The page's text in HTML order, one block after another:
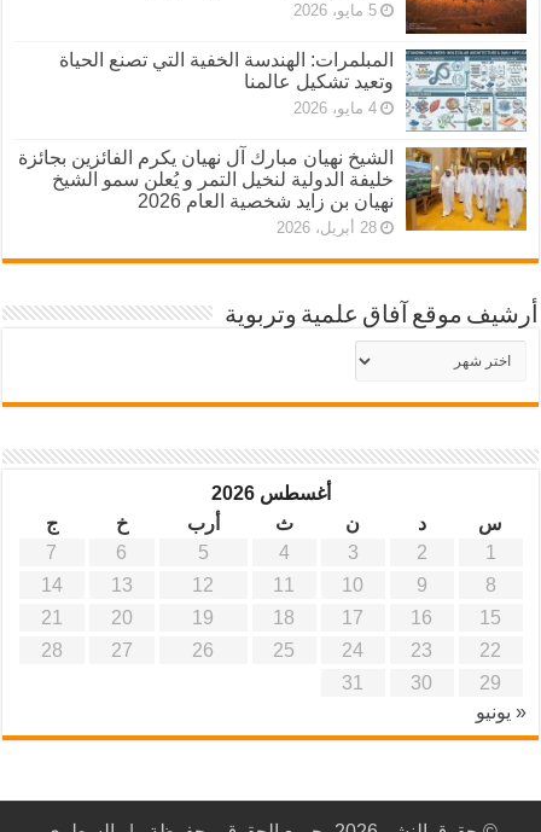
5 مايو، 2026
المبلمرات: الهندسة الخفية التي تصنع الحياة
وتعيد تشكيل عالمنا
4 مايو، 2026
الشيخ نهيان مبارك آل نهيان يكرم الفائزين بجائزة
خليفة الدولية لنخيل التمر و يُعلن سمو الشيخ
نهيان بن زايد شخصية العام 2026
28 أبريل، 2026
أرشيف موقع آفاق علمية وتربوية
أرشيف
موقع
آفاق
أغسطس 2026
س
د ن ث أرب خ
ج
1
2
3
4
5
6
7
8
9
10
11
12
13
14
15
16
17
18
19
20
21
22
23
24
25
26
27
28
29
30
31
« يونيو